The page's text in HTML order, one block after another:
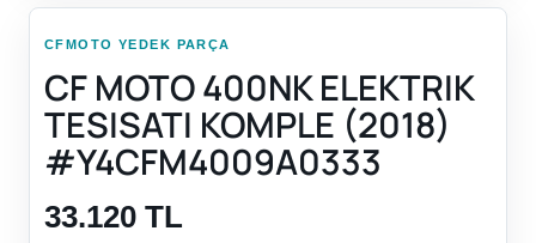
CFMOTO YEDEK PARÇA
CF MOTO 400NK ELEKTRIK
TESISATI KOMPLE (2018)
#Y4CFM4009A0333
33.120 TL